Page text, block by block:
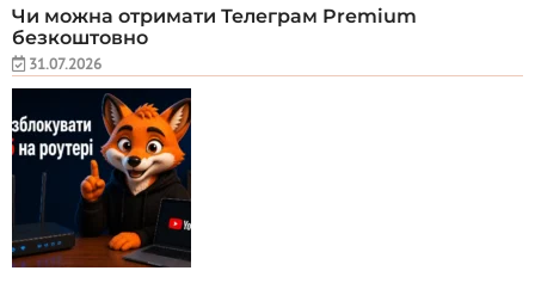
Чи можна отримати Телеграм Premium
безкоштовно
31.07.2026